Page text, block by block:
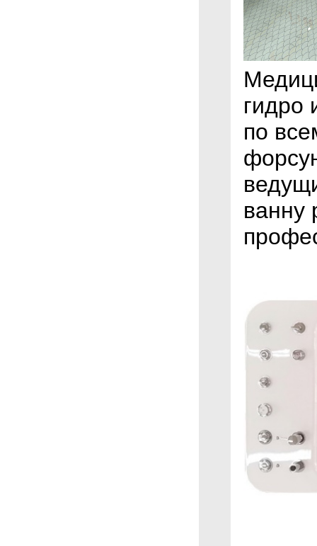
гидро
по
ванну